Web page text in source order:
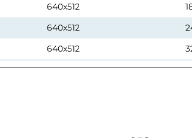
640x512
640x512
640x512
640x512